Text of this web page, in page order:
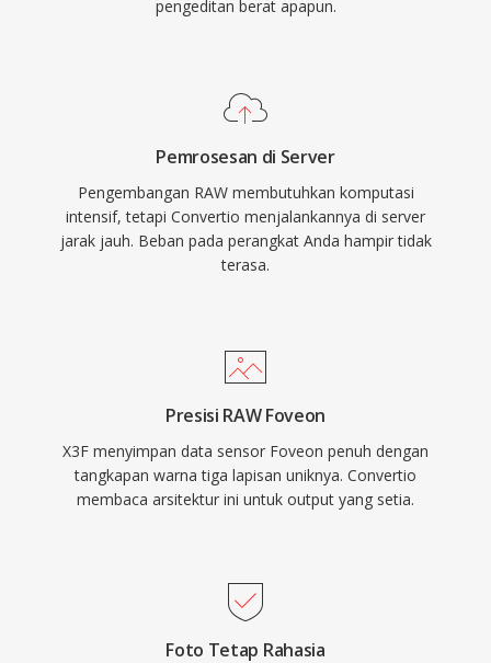
pengeditan berat apapun.
Pemrosesan di Server
Pengembangan RAW membutuhkan komputasi
intensif, tetapi Convertio menjalankannya di server
jarak jauh. Beban pada perangkat Anda hampir tidak
terasa.
Presisi RAW Foveon
X3F menyimpan data sensor Foveon penuh dengan
tangkapan warna tiga lapisan uniknya. Convertio
membaca arsitektur ini untuk output yang setia.
Foto Tetap Rahasia